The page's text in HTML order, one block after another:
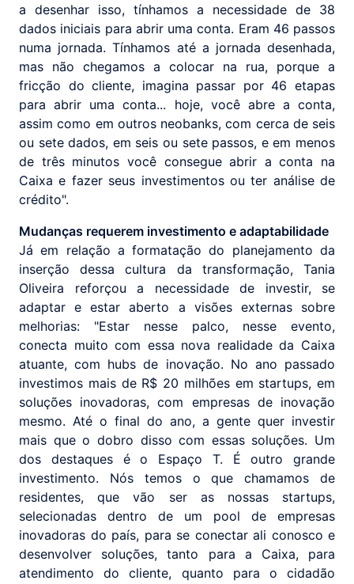
a desenhar isso, tínhamos a necessidade de 38
dados iniciais para abrir uma conta. Eram 46 passos
numa jornada. Tínhamos até a jornada desenhada,
mas não chegamos a colocar na rua, porque a
fricção do cliente, imagina passar por 46 etapas
para abrir uma conta... hoje, você abre a conta,
assim como em outros neobanks, com cerca de seis
ou sete dados, em seis ou sete passos, e em menos
de três minutos você consegue abrir a conta na
Caixa e fazer seus investimentos ou ter análise de
crédito".
Mudanças requerem investimento e adaptabilidade
Já em relação a formatação do planejamento da
inserção dessa cultura da transformação, Tania
Oliveira reforçou a necessidade de investir, se
adaptar e estar aberto a visões externas sobre
melhorias: "Estar nesse palco, nesse evento,
conecta muito com essa nova realidade da Caixa
atuante, com hubs de inovação. No ano passado
investimos mais de R$ 20 milhões em startups, em
soluções inovadoras, com empresas de inovação
mesmo. Até o final do ano, a gente quer investir
mais que o dobro disso com essas soluções. Um
dos destaques é o Espaço T. É outro grande
investimento. Nós temos o que chamamos de
residentes, que vão ser as nossas startups,
selecionadas dentro de um pool de empresas
inovadoras do país, para se conectar ali conosco e
desenvolver soluções, tanto para a Caixa, para
atendimento do cliente, quanto para o cidadão